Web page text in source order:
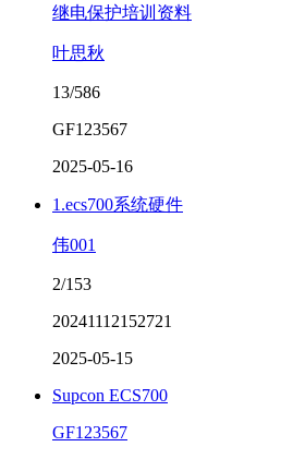
继电保护培训资料
叶思秋
13/586
GF123567
2025-05-16
1.ecs700系统硬件
伟001
2/153
20241112152721
2025-05-15
Supcon ECS700
GF123567